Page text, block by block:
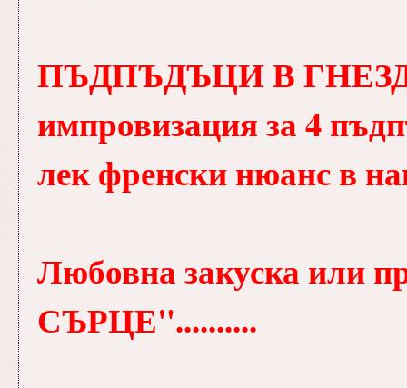
ПЪДПЪДЪЦИ В ГНЕЗДО
импровизация за 4
лек френски нюанс в
Любовна закуска
СЪРЦЕ"..........